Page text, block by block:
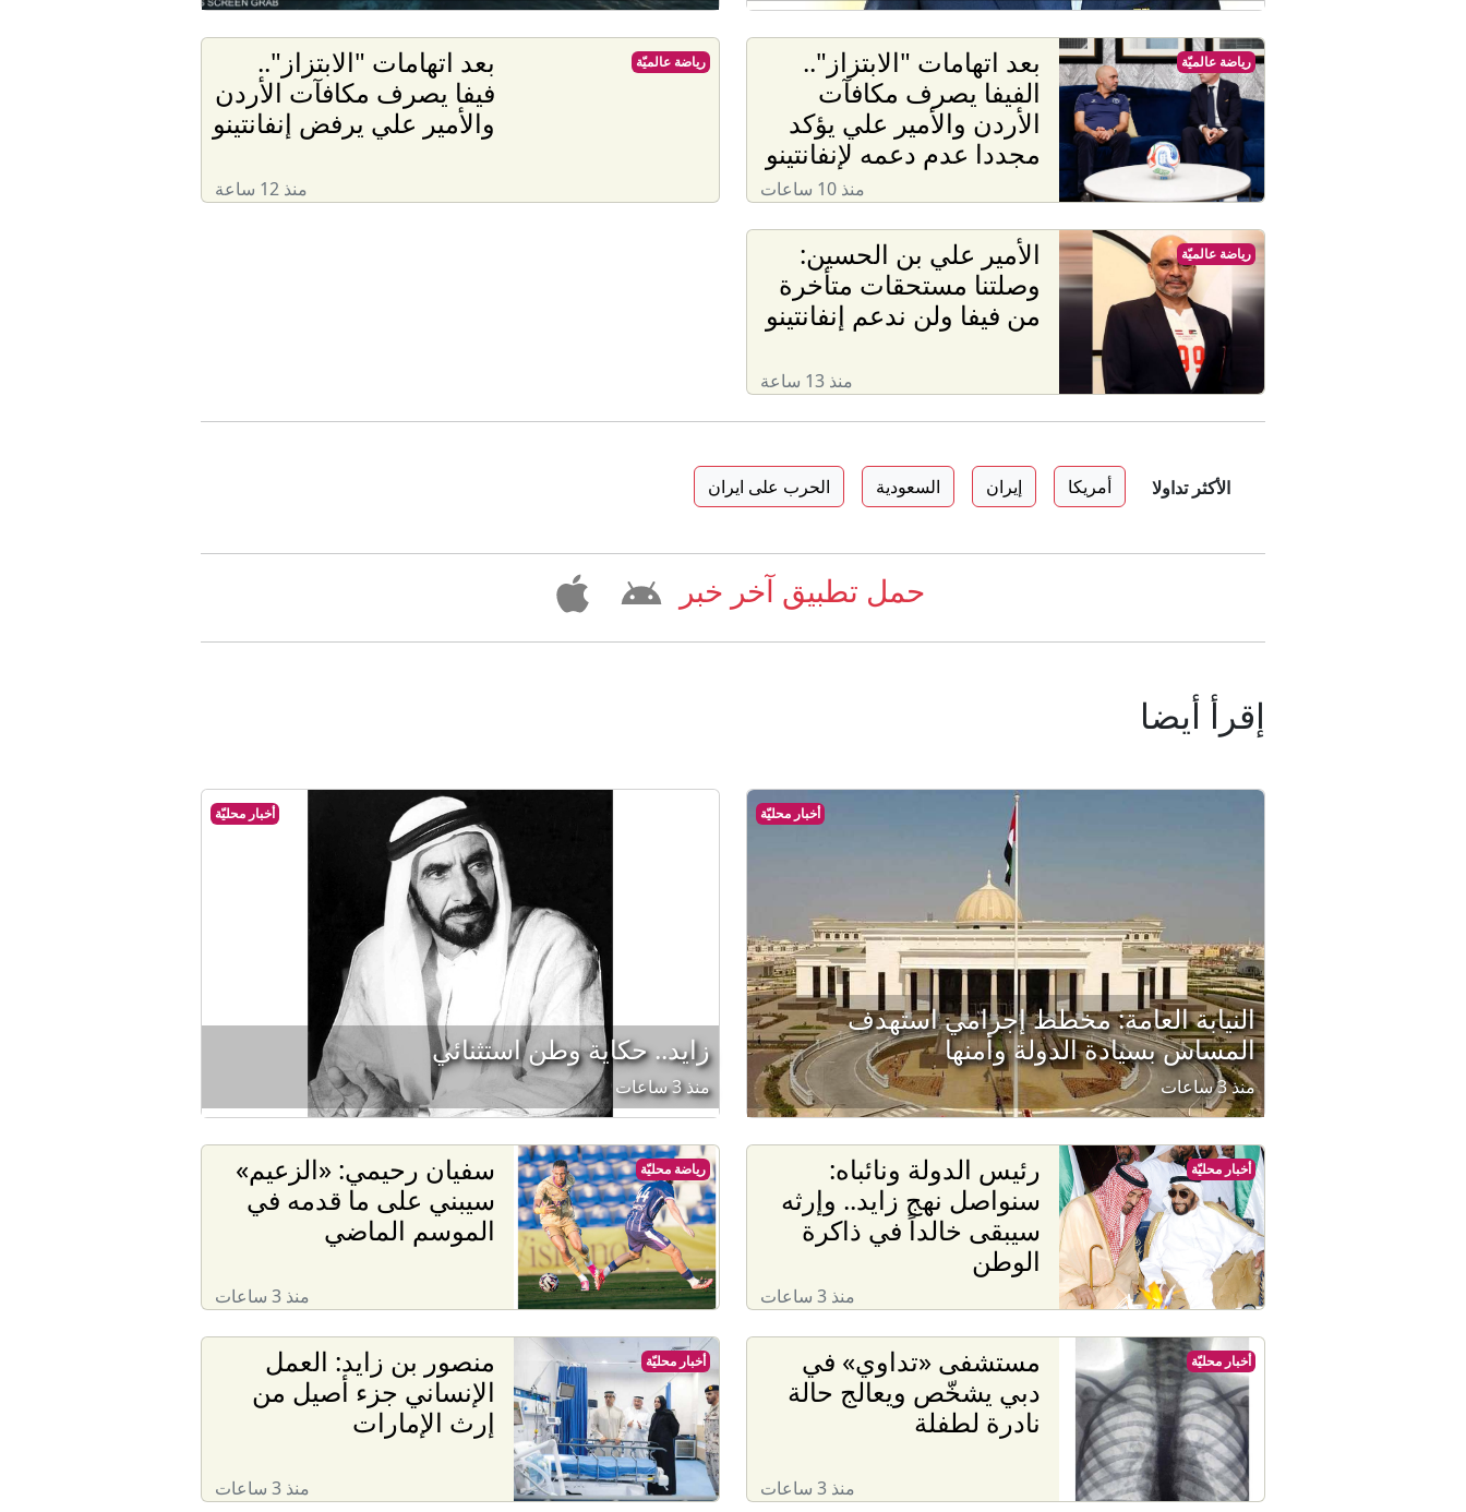
بعد اتهامات "الابتزاز"..
الفيفا يصرف مكافآت
الأردن والأمير علي يؤكد
مجددا عدم دعمه لإنفانتينو
منذ 10 ساعات
رياضة عالميّة
بعد اتهامات "الابتزاز"..
فيفا يصرف مكافآت الأردن
والأمير علي يرفض إنفانتينو
منذ 12 ساعة
رياضة عالميّة
الأمير علي بن الحسين:
وصلتنا مستحقات متأخرة
من فيفا ولن ندعم إنفانتينو
منذ 13 ساعة
رياضة عالميّة
الأكثر تداولا أمريكا إيران السعودية الحرب على ايران
حمل تطبيق آخر خبر
إقرأ أيضا
أخبار محليّة
النيابة العامة: مخطط إجرامي استهدف
المساس بسيادة الدولة وأمنها
منذ 3 ساعات
أخبار محليّة
زايد.. حكاية وطن استثنائي
منذ 3 ساعات
رئيس الدولة ونائباه:
سنواصل نهج زايد.. وإرثه
سيبقى خالداً في ذاكرة
الوطن
منذ 3 ساعات
أخبار محليّة
سفيان رحيمي: «الزعيم»
سيبني على ما قدمه في
الموسم الماضي
منذ 3 ساعات
رياضة محليّة
مستشفى «تداوي» في
دبي يشخّص ويعالج حالة
نادرة لطفلة
منذ 3 ساعات
أخبار محليّة
منصور بن زايد: العمل
الإنساني جزء أصيل من
إرث الإمارات
منذ 3 ساعات
أخبار محليّة